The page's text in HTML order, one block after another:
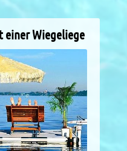
einer Wiegeliege